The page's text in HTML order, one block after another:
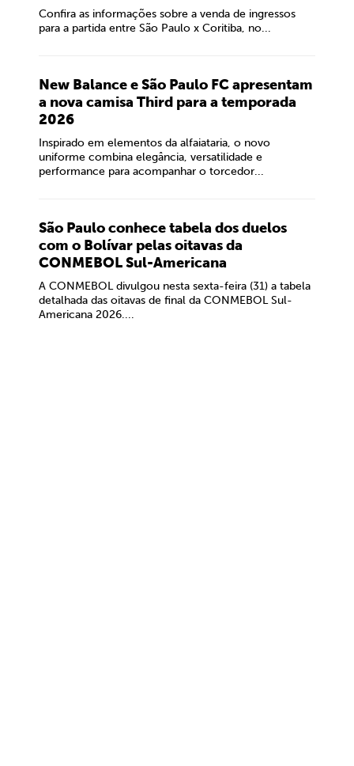
Confira as informações sobre a venda de ingressos
para a partida entre São Paulo x Coritiba, no...
New Balance e São Paulo FC apresentam
a nova camisa Third para a temporada
2026
Inspirado em elementos da alfaiataria, o novo
uniforme combina elegância, versatilidade e
performance para acompanhar o torcedor...
São Paulo conhece tabela dos duelos
com o Bolívar pelas oitavas da
CONMEBOL Sul-Americana
A CONMEBOL divulgou nesta sexta-feira (31) a tabela
detalhada das oitavas de final da CONMEBOL Sul-
Americana 2026....